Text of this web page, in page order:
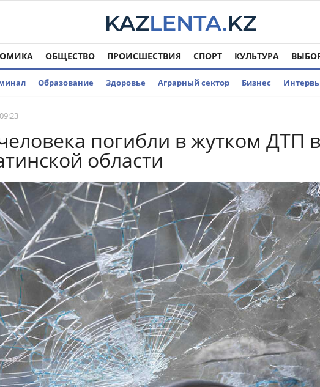
ОБЩЕСТВО ПРОИСШЕСТВИЯ СПОРТ КУЛЬТУРА
Образование Здоровье Аграрный сектор Бизнес
погибли в жутком ДТП в
области